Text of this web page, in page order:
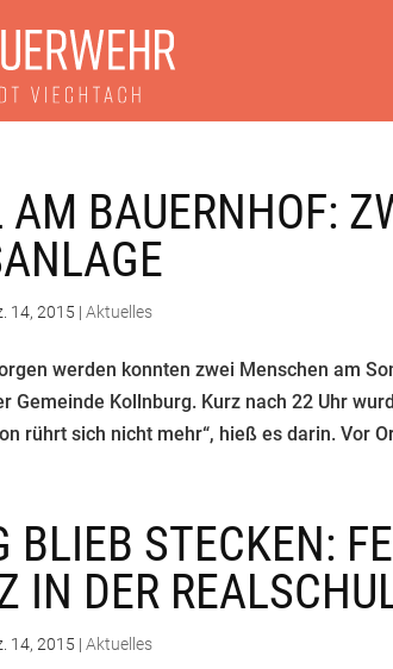
AM BAUERNHOF:
14, 2015 |Aktuelles
werden konnten zwei Menschen am
Gemeinde Kollnburg. Kurz nach 22 Uhr
rührt sich nicht mehr“, hieß es darin. Vor
BLIEB STECKEN:
IN DER
14, 2015 |Aktuelles